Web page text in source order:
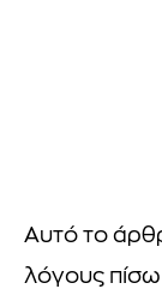
Αυτό το
λόγους